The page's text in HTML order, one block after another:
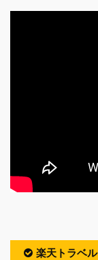
楽天トラベル